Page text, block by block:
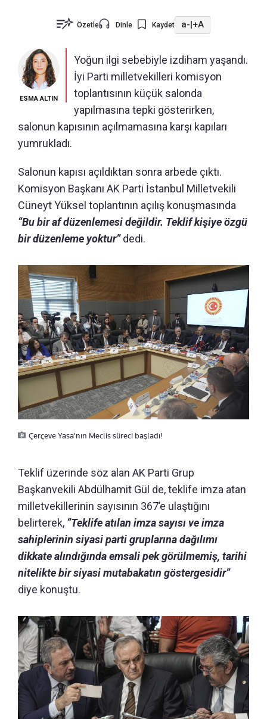
Özetle Dinle Kaydet a- +A
ESMA ALTIN
Yoğun ilgi sebebiyle izdiham yaşandı.
İyi Parti milletvekilleri komisyon
toplantısının küçük salonda
yapılmasına tepki gösterirken,
salonun kapısının açılmamasına karşı kapıları
yumrukladı.
Salonun kapısı açıldıktan sonra arbede çıktı.
Komisyon Başkanı AK Parti İstanbul Milletvekili
Cüneyt Yüksel toplantının açılış konuşmasında
“Bu bir af düzenlemesi değildir. Teklif kişiye özgü
bir düzenleme yoktur”dedi.
Çerçeve Yasa'nın Meclis süreci başladı!
Teklif üzerinde söz alan AK Parti Grup
Başkanvekili Abdülhamit Gül de, teklife imza atan
milletvekillerinin sayısının 367’e ulaştığını
belirterek, “Teklife atılan imza sayısı ve imza
sahiplerinin siyasi parti gruplarına dağılımı
dikkate alındığında emsali pek görülmemiş, tarihi
nitelikte bir siyasi mutabakatın göstergesidir”
diye konuştu.